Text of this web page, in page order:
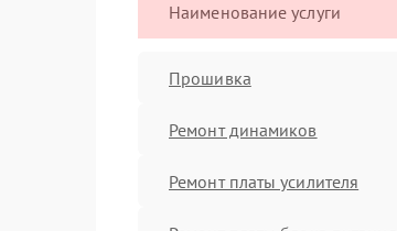
Наименование услуги
Прошивка
Ремонт динамиков
Ремонт платы усилителя